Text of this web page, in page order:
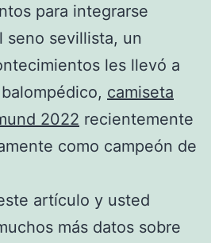
para integrarse
seno sevillista, un
les llevó a
camiseta
2022 recientemente
como campeón de
artículo y usted
más datos sobre